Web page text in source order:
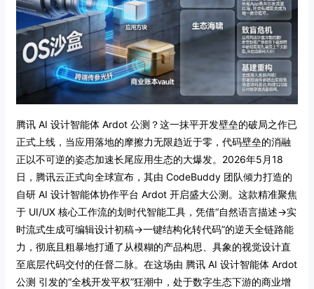
腾讯 AI 设计智能体 Ardot 公测？这一抹平开发壁垒的破局之作已
正式上线，当应用落地的摩擦力无限趋近于零，代码壁垒的消融
正以不可逆的姿态加速长尾应用生态的大爆发。2026年5月18
日，腾讯云正式向全球宣布，其由 CodeBuddy 团队倾力打造的
自研 AI 设计智能体协作平台 Ardot 开启盛大公测。这款精准聚焦
于 UI/UX 核心工作流的划时代智能工具，凭借“自然语言描述→实
时流式生成可编辑设计初稿→一键结构化转代码”的逆天全链路能
力，彻底且粗暴地打通了从模糊的产品构思、具象的视觉设计直
至底层代码交付的任督二脉。在这场由 腾讯 AI 设计智能体 Ardot
公测 引发的“全栈开发平权”狂潮中，处于数字生态下游的商业增